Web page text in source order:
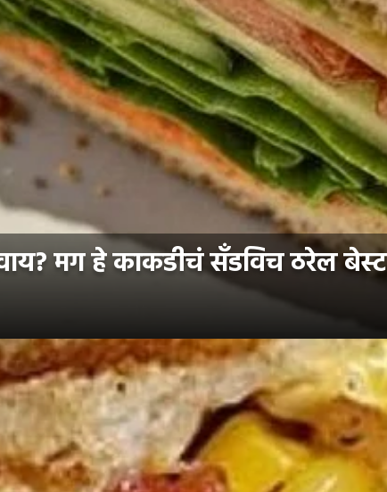
मग हे काकडीचं सॅंडविच ठरेल बेस्ट